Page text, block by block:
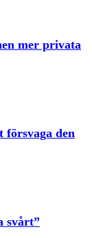
mer privata
den
svårt”